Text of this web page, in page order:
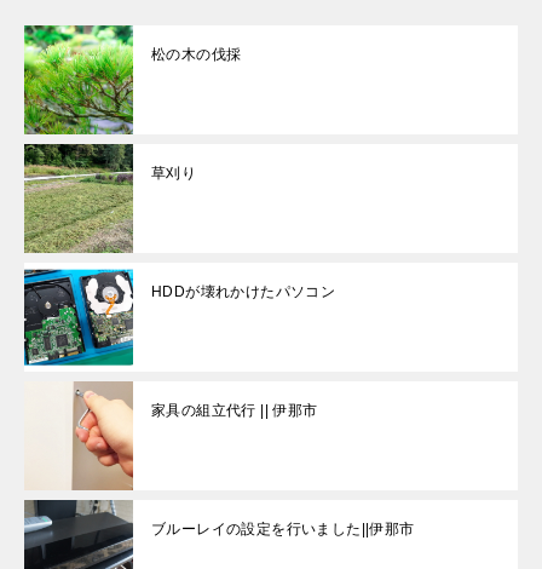
松の木の伐採
草刈り
HDDが壊れかけたパソコン
家具の組立代行 || 伊那市
ブルーレイの設定を行いました||伊那市